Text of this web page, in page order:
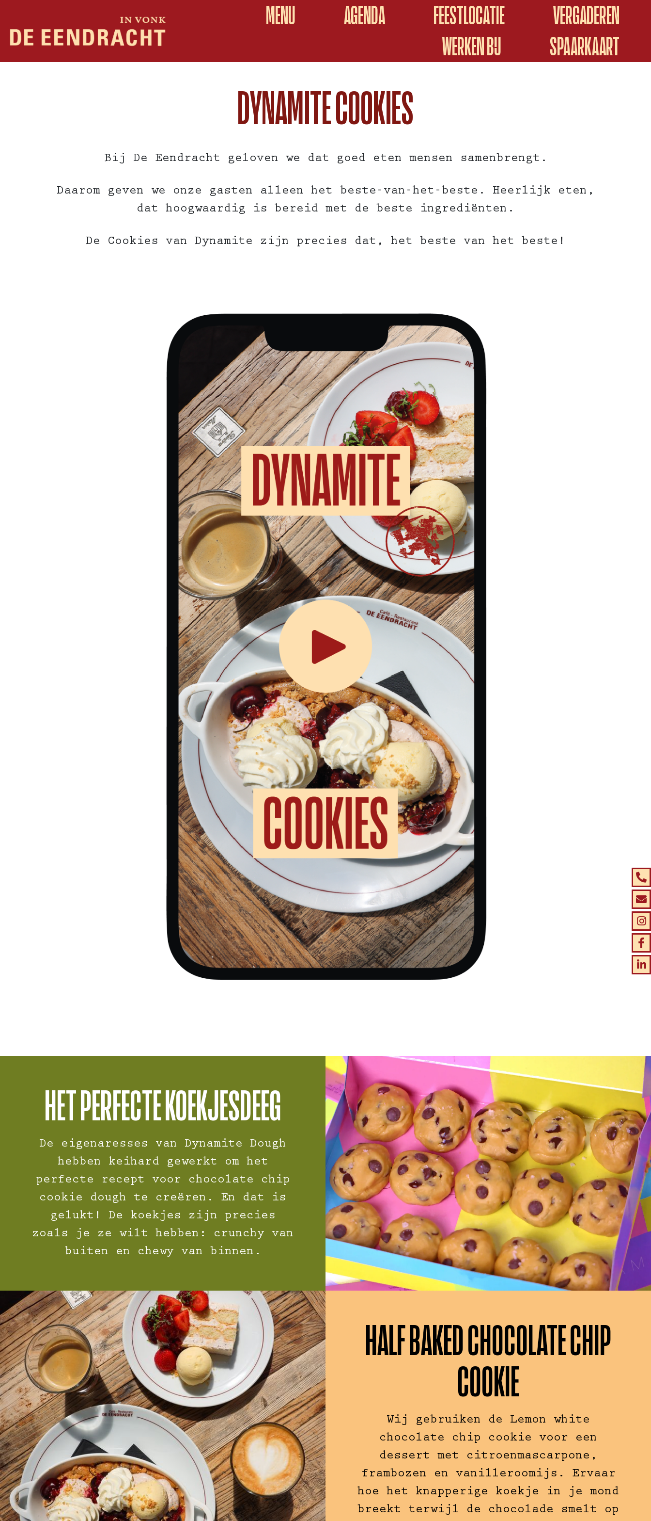
MENU AGENDA FEESTLOCATIE
VERGADEREN
WERKEN BIJ
SPAARKAART
DYNAMITE COOKIES
Bij De Eendracht geloven we dat goed eten mensen samenbrengt.
Daarom geven we onze gasten alleen het beste-van-het-beste. Heerlijk eten,
dat hoogwaardig is bereid met de beste ingrediënten.
De Cookies van Dynamite zijn precies dat, het beste van het beste!
HET PERFECTE KOEKJESDEEG
De eigenaresses van Dynamite Dough
hebben keihard gewerkt om het
perfecte recept voor chocolate chip
cookie dough te creëren. En dat is
gelukt! De koekjes zijn precies
zoals je ze wilt hebben: crunchy van
buiten en chewy van binnen.
HALF BAKED CHOCOLATE CHIP
COOKIE
Wij gebruiken de Lemon white
chocolate chip cookie voor een
dessert met citroenmascarpone,
frambozen en vanilleroomijs. Ervaar
hoe het knapperige koekje in je mond
breekt terwijl de chocolade smelt op